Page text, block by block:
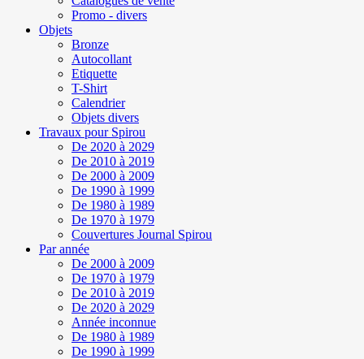
Promo - divers
Objets
Bronze
Autocollant
Etiquette
T-Shirt
Calendrier
Objets divers
Travaux pour Spirou
De 2020 à 2029
De 2010 à 2019
De 2000 à 2009
De 1990 à 1999
De 1980 à 1989
De 1970 à 1979
Couvertures Journal Spirou
Par année
De 2000 à 2009
De 1970 à 1979
De 2010 à 2019
De 2020 à 2029
Année inconnue
De 1980 à 1989
De 1990 à 1999